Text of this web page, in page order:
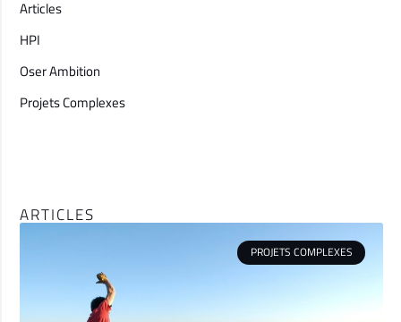
Articles
HPI
Oser Ambition
Projets Complexes
ARTICLES
PROJETS COMPLEXES